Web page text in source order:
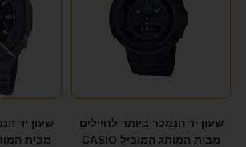
שעון יד הנמכר ביותר לחיילים
מבית המותג המוביל CASIO
שעון יד